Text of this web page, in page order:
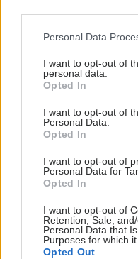
Please note that this
not limited to your visit or
grant or deny consent to
use your data for below
consent section.
Personal Data
I want to opt-out of
personal data.
Opted In
I want to opt-out of
Personal Data.
Opted In
I want to opt-out of
Personal Data for
Opted In
I want to opt-out of
Retention, Sale,
Personal Data that
Purposes for which it
Opted Out